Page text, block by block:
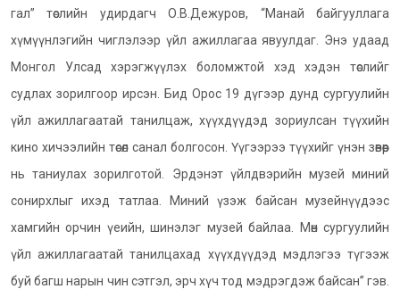
гал” төслийн удирдагч О.В.Дежуров, “Манай байгууллага
хүмүүнлэгийн чиглэлээр үйл ажиллагаа явуулдаг. Энэ удаад
Монгол Улсад хэрэгжүүлэх боломжтой хэд хэдэн төслийг
судлах зорилгоор ирсэн. Бид Орос 19 дүгээр дунд сургуулийн
үйл ажиллагаатай танилцаж, хүүхдүүдэд зориулсан түүхийн
кино хичээлийн төсөл санал болгосон. Үүгээрээ түүхийг үнэн зөвөөр
нь таниулах зорилготой. Эрдэнэт үйлдвэрийн музей миний
сонирхлыг ихэд татлаа. Миний үзэж байсан музейнүүдээс
хамгийн орчин үеийн, шинэлэг музей байлаа. Мөн сургуулийн
үйл ажиллагаатай танилцахад хүүхдүүдэд мэдлэгээ түгээж
буй багш нарын чин сэтгэл, эрч хүч тод мэдрэгдэж байсан” гэв.